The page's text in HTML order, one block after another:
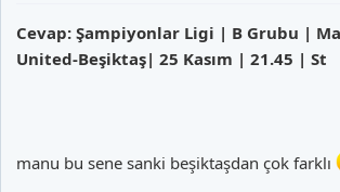
Cevap: Şampiyonlar Ligi | B Grubu |
United-Beşiktaş| 25 Kasım | 21.45 | St
manu bu sene sanki beşiktaşdan çok farklı